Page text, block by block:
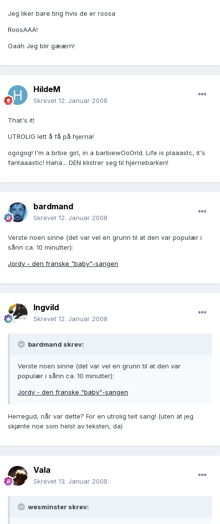
Jeg liker bare ting hvis de er roosa
RoosAAA!
Gaah Jeg blir gæærn!
HildeM
Skrevet 12. Januar 2008
That's it!
UTROLIG lett å få på hjerna!
ogogog! I'm a brbie girl, in a barbiewOoOrld. Life is plaaastc, it's
fantaaastic! Haha... DEN klistrer seg til hjernebarken!
bardmand
Skrevet 12. Januar 2008
Verste noen sinne (det var vel en grunn til at den var populær i
sånn ca. 10 minutter):
Jordy - den franske "baby"-sangen
Ingvild
Skrevet 12. Januar 2008
bardmand skrev:
Verste noen sinne (det var vel en grunn til at den var
populær i sånn ca. 10 minutter):
Jordy - den franske "baby"-sangen
Herregud, når var dette? For en utrolig teit sang! (uten at jeg
skjønte noe som helst av teksten, da)
Vala
Skrevet 13. Januar 2008
wesminster skrev: